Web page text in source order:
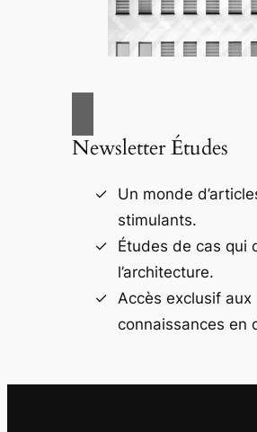
Newsletter Études
Un monde
stimulants.
Études de cas qui
l’architecture.
Accès exclusif aux
connaissances en